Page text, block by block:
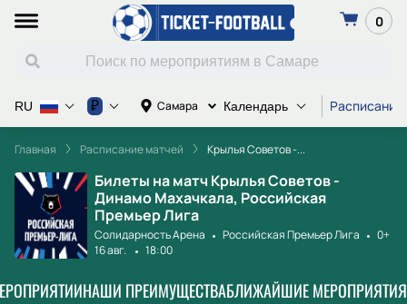
0
Самара Календарь
RU ₽
Главная Расписание матчей Крылья Советов -...
Билеты на матч Крылья Советов -
Динамо Махачкала, Российская
Премьер Лига
Солидарность Арена Российская Премьер Лига
0+
16 авг.
18:00
НАШИ ПРЕИМУЩЕСТВАБЛИЖАЙШИЕ МЕРОПРИЯТИЯ